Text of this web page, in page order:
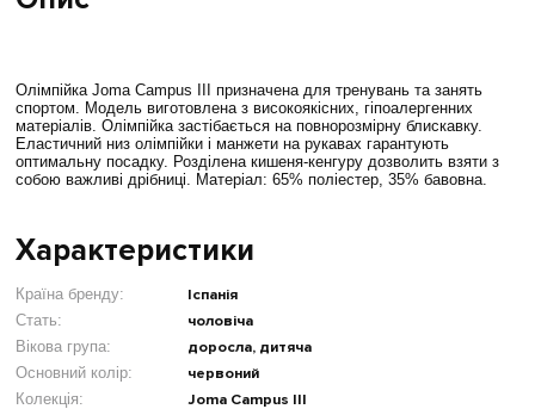
Олімпійка Joma Campus III призначена для тренувань та занять
спортом. Модель виготовлена з високоякісних, гіпоалергенних
матеріалів. Олімпійка застібається на повнорозмірну блискавку.
Еластичний низ олімпійки і манжети на рукавах гарантують
оптимальну посадку. Розділена кишеня-кенгуру дозволить взяти з
собою важливі дрібниці. Матеріал: 65% поліестер, 35% бавовна.
Характеристики
Країна бренду: Іспанія
Стать: чоловіча
Вікова група: доросла, дитяча
Основний колір: червоний
Колекція: Joma Campus III